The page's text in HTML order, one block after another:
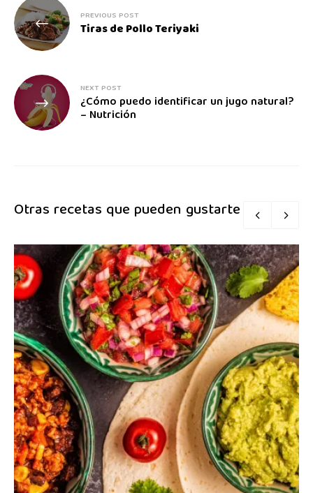
PREVIOUS POST
Tiras de Pollo Teriyaki
NEXT POST
¿Cómo puedo identificar un jugo natural?
– Nutrición
Otras recetas que pueden gustarte